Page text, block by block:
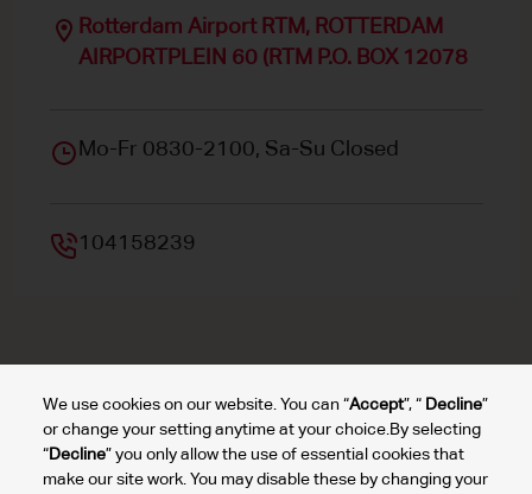
We use cookies on our website. You can “Accept”, “ Decline”
or change your setting anytime at your choice.By selecting
“ Decline” you only allow the use of essential cookies that
make our site work. You may disable these by changing your
Rotterdam Airport RTM, ROTTERDAM
AIRPORTPLEIN 60 (RTM P.O. BOX 12078
Mo-Fr 0830-2100, Sa-Su Closed
104158239
Top autoverhuur LuchthavenTop autoverhuur steden Top
Autoverhuur Rotterdam Airport Autoverhuur Eindhoven Airport